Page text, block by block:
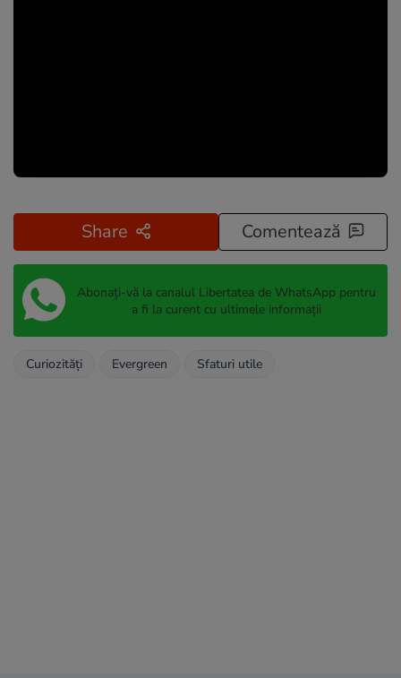
Share Comentează
Abonați-vă la canalul Libertatea de WhatsApp pentru
a fi la curent cu ultimele informații
Curiozități Evergreen Sfaturi utile